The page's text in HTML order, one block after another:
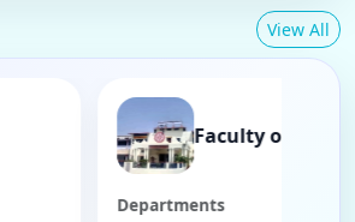
View All
Faculty of
Departments